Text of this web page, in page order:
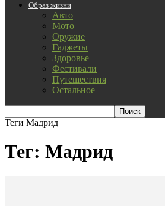
Образ жизни
Авто
Мото
Оружие
Гаджеты
Здоровье
Фестивали
Путешествия
Остальное
Теги Мадрид
Тег: Мадрид